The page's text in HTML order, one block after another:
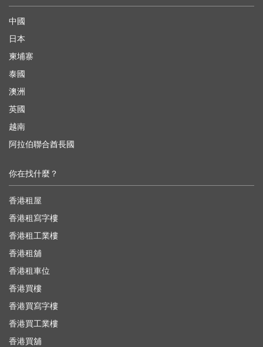
中國
日本
柬埔寨
泰國
澳洲
英國
越南
阿拉伯聯合酋長國
你在找什麼？
香港租屋
香港租寫字樓
香港租工業樓
香港租舖
香港租車位
香港買樓
香港買寫字樓
香港買工業樓
香港買舖